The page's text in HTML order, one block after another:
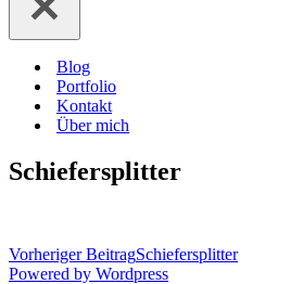
Blog
Portfolio
Kontakt
Über mich
Schiefersplitter
Vorheriger BeitragSchiefersplitter
Powered by Wordpress